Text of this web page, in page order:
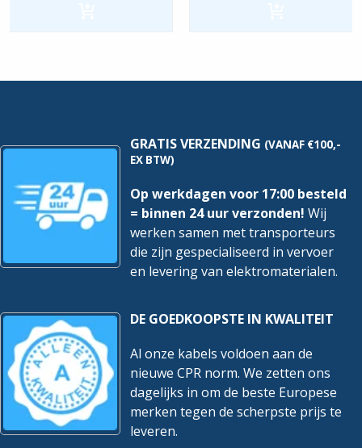
GRATIS VERZENDING (VANAF €100,-
EX BTW)
Op werkdagen voor 17:00 besteld
= binnen 24 uur verzonden! Wij
werken samen met transporteurs
die zijn gespecialiseerd in vervoer
en levering van elektromaterialen.
DE GOEDKOOPSTE IN KWALITEIT
Al onze kabels voldoen aan de
nieuwe CPR norm. We zetten ons
dagelijks in om de beste Europese
merken tegen de scherpste prijs te
leveren.